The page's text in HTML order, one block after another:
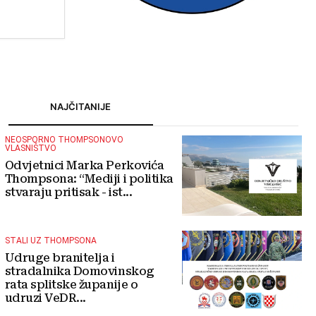
NAJČITANIJE
NEOSPORNO THOMPSONOVO
VLASNIŠTVO
Odvjetnici Marka Perkovića
Thompsona: “Mediji i politika
stvaraju pritisak - ist...
STALI UZ THOMPSONA
Udruge branitelja i
stradalnika Domovinskog
rata splitske županije o
udruzi VeDR...